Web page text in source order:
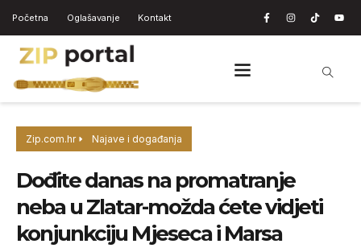
Početna Oglašavanje Kontakt
Zip.com.hr Najave i događanja
Dođite danas na promatranje
neba u Zlatar-možda ćete vidjeti
konjunkciju Mjeseca i Marsa